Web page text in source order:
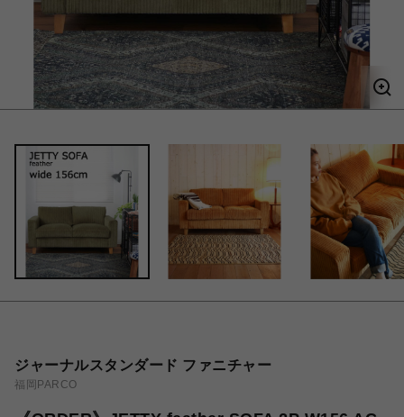
ジャーナルスタンダード ファニチャー
福岡PARCO